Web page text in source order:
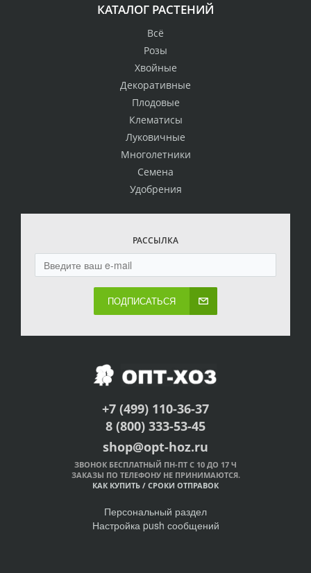
КАТАЛОГ РАСТЕНИЙ
Всё
Розы
Хвойные
Декоративные
Плодовые
Клематисы
Луковичные
Многолетники
Семена
Удобрения
РАССЫЛКА
ПОДПИСАТЬСЯ
+7 (499) 110-36-37
8 (800) 333-53-45
shop@opt-hoz.ru
ЗВОНОК БЕСПЛАТНЫЙ ПН-ПТ С 10 ДО 17 Ч
ЗАКАЗЫ ПО ТЕЛЕФОНУ НЕ ПРИНИМАЮТСЯ.
КАК КУПИТЬ / СРОКИ ОТПРАВОК
Персональный раздел
Настройка push сообщений